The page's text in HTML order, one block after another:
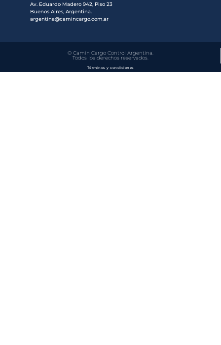
Av. Eduardo Madero 942, Piso 23
Buenos Aires, Argentina.
argentina@camincargo.com.ar
© Camin Cargo Control Argentina.
Todos los derechos reservados.
Términos y condiciones